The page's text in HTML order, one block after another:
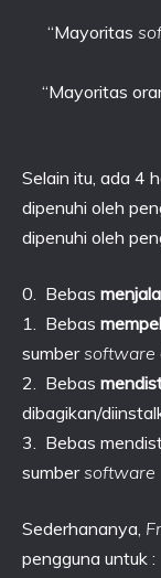
“Mayoritas
“Mayoritas
Selain itu, ada 4
dipenuhi oleh
dipenuhi oleh
0. Bebas
1. Bebas
sumbersoftware
2. Bebas
dibagikan/
3. Bebas
sumbersoftware
Sederhananya,
pengguna untuk :